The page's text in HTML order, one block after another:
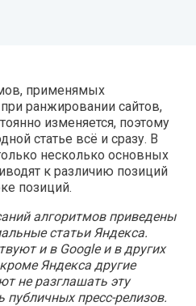
применямых
ранжировании сайтов,
изменяется, поэтому
статье всё и сразу. В
несколько основных
к различию позиций
позиций.
алгоритмов приведены
статьи Яндекса.
и в Google и в других
Яндекса другие
не разглашать эту
пресс-релизов.